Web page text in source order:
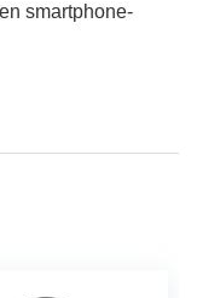
smartphone-